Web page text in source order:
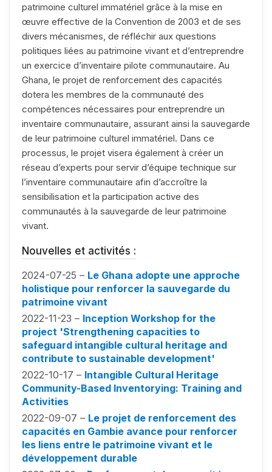
patrimoine culturel immatériel grâce à la mise en
œuvre effective de la Convention de 2003 et de ses
divers mécanismes, de réfléchir aux questions
politiques liées au patrimoine vivant et d’entreprendre
un exercice d’inventaire pilote communautaire. Au
Ghana, le projet de renforcement des capacités
dotera les membres de la communauté des
compétences nécessaires pour entreprendre un
inventaire communautaire, assurant ainsi la sauvegarde
de leur patrimoine culturel immatériel. Dans ce
processus, le projet visera également à créer un
réseau d’experts pour servir d’équipe technique sur
l’inventaire communautaire afin d’accroître la
sensibilisation et la participation active des
communautés à la sauvegarde de leur patrimoine
vivant.
Nouvelles et activités :
2024-07-25 – Le Ghana adopte une approche
holistique pour renforcer la sauvegarde du
patrimoine vivant
2022-11-23 – Inception Workshop for the
project 'Strengthening capacities to
safeguard intangible cultural heritage and
contribute to sustainable development'
2022-10-17 – Intangible Cultural Heritage
Community-Based Inventorying: Training and
Activities
2022-09-07 – Le projet de renforcement des
capacités en Gambie avance pour renforcer
les liens entre le patrimoine vivant et le
développement durable